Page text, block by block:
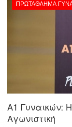
ΠΡΩΤΆΘΛΗΜΑ
Α1 Γυναικών:
Αγωνιστική